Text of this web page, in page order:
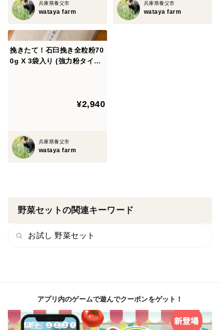
兵庫県養父市
wataya farm
兵庫県養父市
wataya farm
挽きたて！石臼挽き全粒粉70
0g X 3袋入り (強力粉タイ
¥2,940
兵庫県養父市
wataya farm
野菜セットの関連キーワード
お試し 野菜セット
アプリ内のゲームで遊んでクーポンをゲット！